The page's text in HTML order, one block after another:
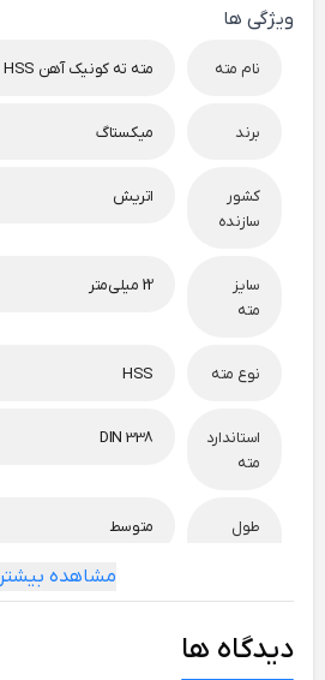
ویژگی ها
نام مته مته ته کونیک آهن HSS
برند میکستاگ
کشور
سازنده
اتریش
سایز
مته
22 میلی‌متر
نوع مته HSS
استاندارد
مته
DIN 338
طول
متوسط
مته
مشاهده بیشتر
دیدگاه ها